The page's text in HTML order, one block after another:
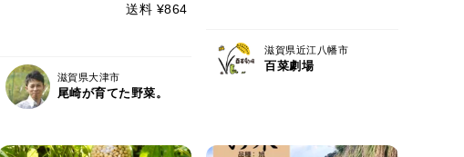
送料 ¥864
滋賀県大津市
尾崎が育てた野菜。
滋賀県近江八幡市
百菜劇場